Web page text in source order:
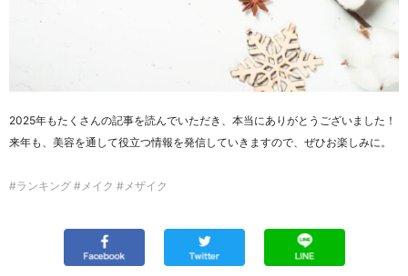
2025年もたくさんの記事を読んでいただき、本当にありがとうございました！
来年も、美容を通して役立つ情報を発信していきますので、ぜひお楽しみに。
#ランキング #メイク #メザイク